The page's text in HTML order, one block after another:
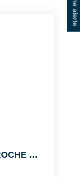
THONON LES BAINS (74) - PROCHE CENTRE